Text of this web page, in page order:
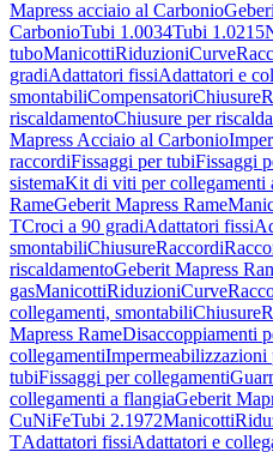
Mapress acciaio al Carbonio
CarbonioTubi 1.0034Tubi 1.0215
tuboManicottiRiduzioniCurve
gradiAdattatori fissiAdattatori e
smontabiliCompensatoriChiusure
riscaldamentoChiusure per
Mapress Acciaio al Carbonio
raccordiFissaggi per tubiFissaggi
sistemaKit di viti per collegamenti
RameGeberit Mapress Rame
TCroci a 90 gradiAdattatori fissi
smontabiliChiusureRaccordi
riscaldamentoGeberit Mapress
gasManicottiRiduzioniCurve
collegamenti, smontabiliChiusure
Mapress RameDisaccoppiamenti
collegamentiImpermeabilizzazioni
tubiFissaggi per collegamenti
collegamenti a flangiaGeberit
CuNiFeTubi 2.1972Manicotti
TAdattatori fissiAdattatori e